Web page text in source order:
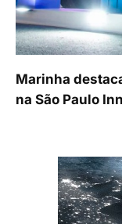
Marinha
na São Paulo